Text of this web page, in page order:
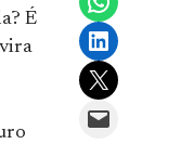
É
Share on LinkedIn
Email this Page
Email this Page